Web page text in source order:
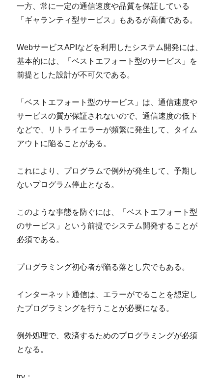
一方、常に一定の通信速度や品質を保証している
「ギャランティ型サービス」もあるが高価である。
WebサービスAPIなどを利用したシステム開発には、
基本的には、「ベストエフォート型のサービス」を
前提とした設計が不可欠である。
「ベストエフォート型のサービス」は、通信速度や
サービスの質が保証されないので、通信速度の低下
などで、リトライエラーが頻繁に発生して、タイム
アウトに陥ることがある。
これにより、プログラムで例外が発生して、予期し
ないプログラム停止となる。
このような事態を防ぐには、「ベストエフォート型
のサービス」という前提でシステム開発することが
必須である。
プログラミング初心者が陥る落とし穴でもある。
インターネット通信は、エラーがでることを想定し
たプログラミングを行うことが必要になる。
例外処理で、救済するためのプログラミングが必須
となる。